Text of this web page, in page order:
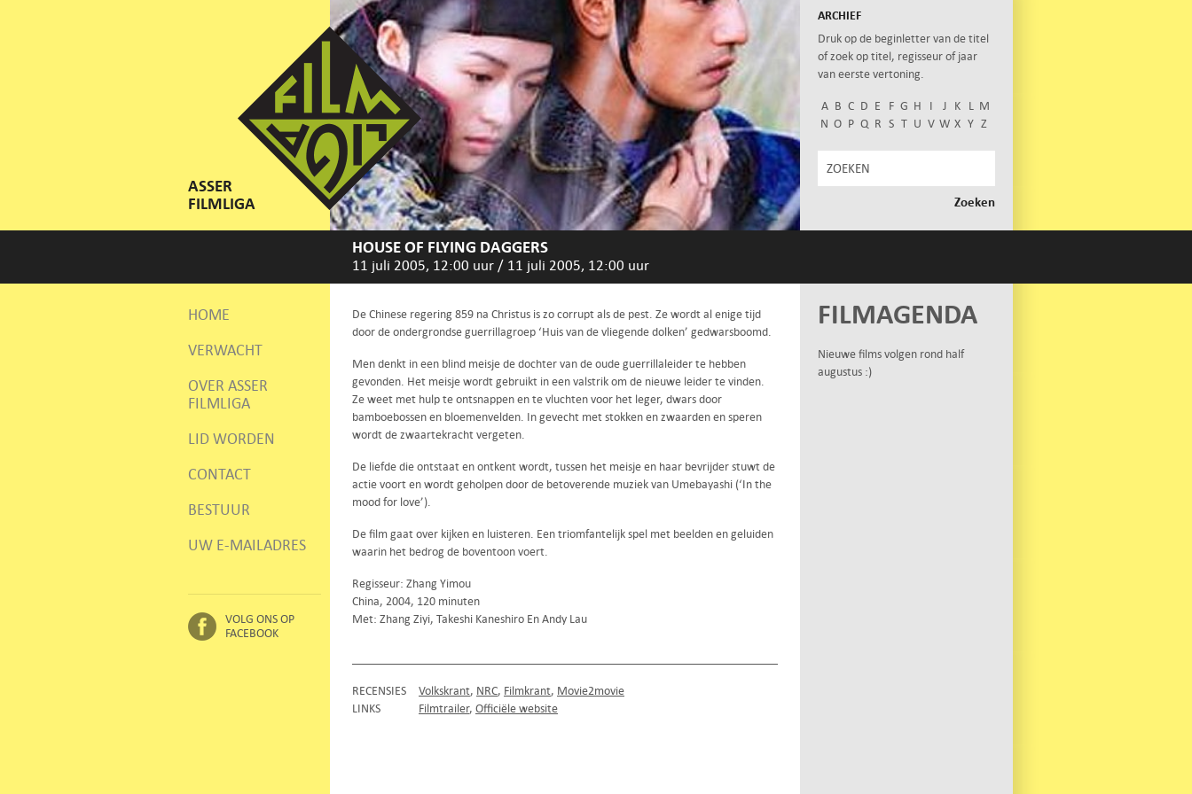
ASSER
FILMLIGA
ARCHIEF
Druk op de beginletter van de titel
of zoek op titel, regisseur of jaar
van eerste vertoning.
A B C D E F G H I J K L M
N O P Q R S T U V W X Y Z
HOUSE OF FLYING DAGGERS
11 juli 2005, 12:00 uur / 11 juli 2005, 12:00 uur
HOME
VERWACHT
OVER ASSER
FILMLIGA
LID WORDEN
CONTACT
BESTUUR
UW E-MAILADRES
VOLG ONS OP
FACEBOOK
De Chinese regering 859 na Christus is zo corrupt als de pest. Ze wordt al enige tijd
door de ondergrondse guerrillagroep ‘Huis van de vliegende dolken’ gedwarsboomd.
Men denkt in een blind meisje de dochter van de oude guerrillaleider te hebben
gevonden. Het meisje wordt gebruikt in een valstrik om de nieuwe leider te vinden.
Ze weet met hulp te ontsnappen en te vluchten voor het leger, dwars door
bamboebossen en bloemenvelden. In gevecht met stokken en zwaarden en speren
wordt de zwaartekracht vergeten.
De liefde die ontstaat en ontkent wordt, tussen het meisje en haar bevrijder stuwt de
actie voort en wordt geholpen door de betoverende muziek van Umebayashi (‘In the
mood for love’).
De film gaat over kijken en luisteren. Een triomfantelijk spel met beelden en geluiden
waarin het bedrog de boventoon voert.
Regisseur: Zhang Yimou
China, 2004, 120 minuten
Met: Zhang Ziyi, Takeshi Kaneshiro En Andy Lau
RECENSIES Volkskrant NRC Filmkrant Movie2movie
LINKS
Filmtrailer Officiële website
FILMAGENDA
Nieuwe films volgen rond half
augustus :)